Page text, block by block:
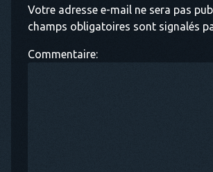
Votre adresse e-mail ne sera pas
champs obligatoires sont signalés
Commentaire: